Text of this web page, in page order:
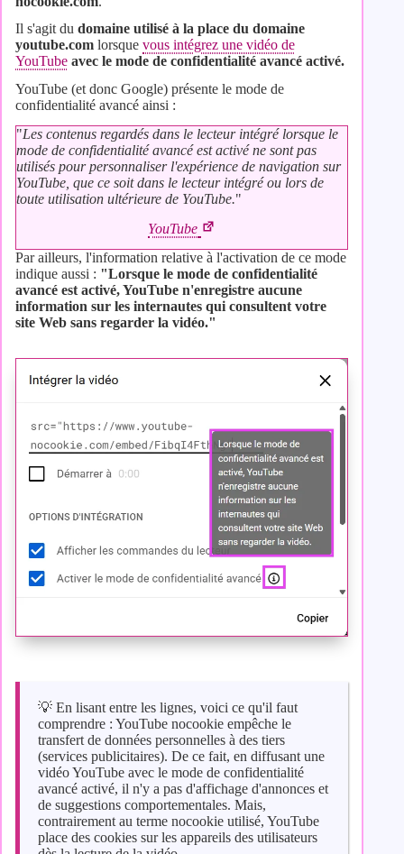
Il s'agit du domaine utilisé à la place du domaine
youtube.com lorsque vous intégrez une vidéo de
YouTube avec le mode de confidentialité avancé activé.
YouTube (et donc Google) présente le mode de
confidentialité avancé ainsi :
"Les contenus regardés dans le lecteur intégré lorsque le
mode de confidentialité avancé est activé ne sont pas
utilisés pour personnaliser l'expérience de navigation sur
YouTube, que ce soit dans le lecteur intégré ou lors de
toute utilisation ultérieure de YouTube."
YouTube
Par ailleurs, l'information relative à l'activation de ce mode
indique aussi : "Lorsque le mode de confidentialité
avancé est activé, YouTube n'enregistre aucune
information sur les internautes qui consultent votre
site Web sans regarder la vidéo."
💡 En lisant entre les lignes, voici ce qu'il faut
comprendre : YouTube nocookie empêche le
transfert de données personnelles à des tiers
(services publicitaires). De ce fait, en diffusant une
vidéo YouTube avec le mode de confidentialité
avancé activé, il n'y a pas d'affichage d'annonces et
de suggestions comportementales. Mais,
contrairement au terme nocookie utilisé, YouTube
place des cookies sur les appareils des utilisateurs